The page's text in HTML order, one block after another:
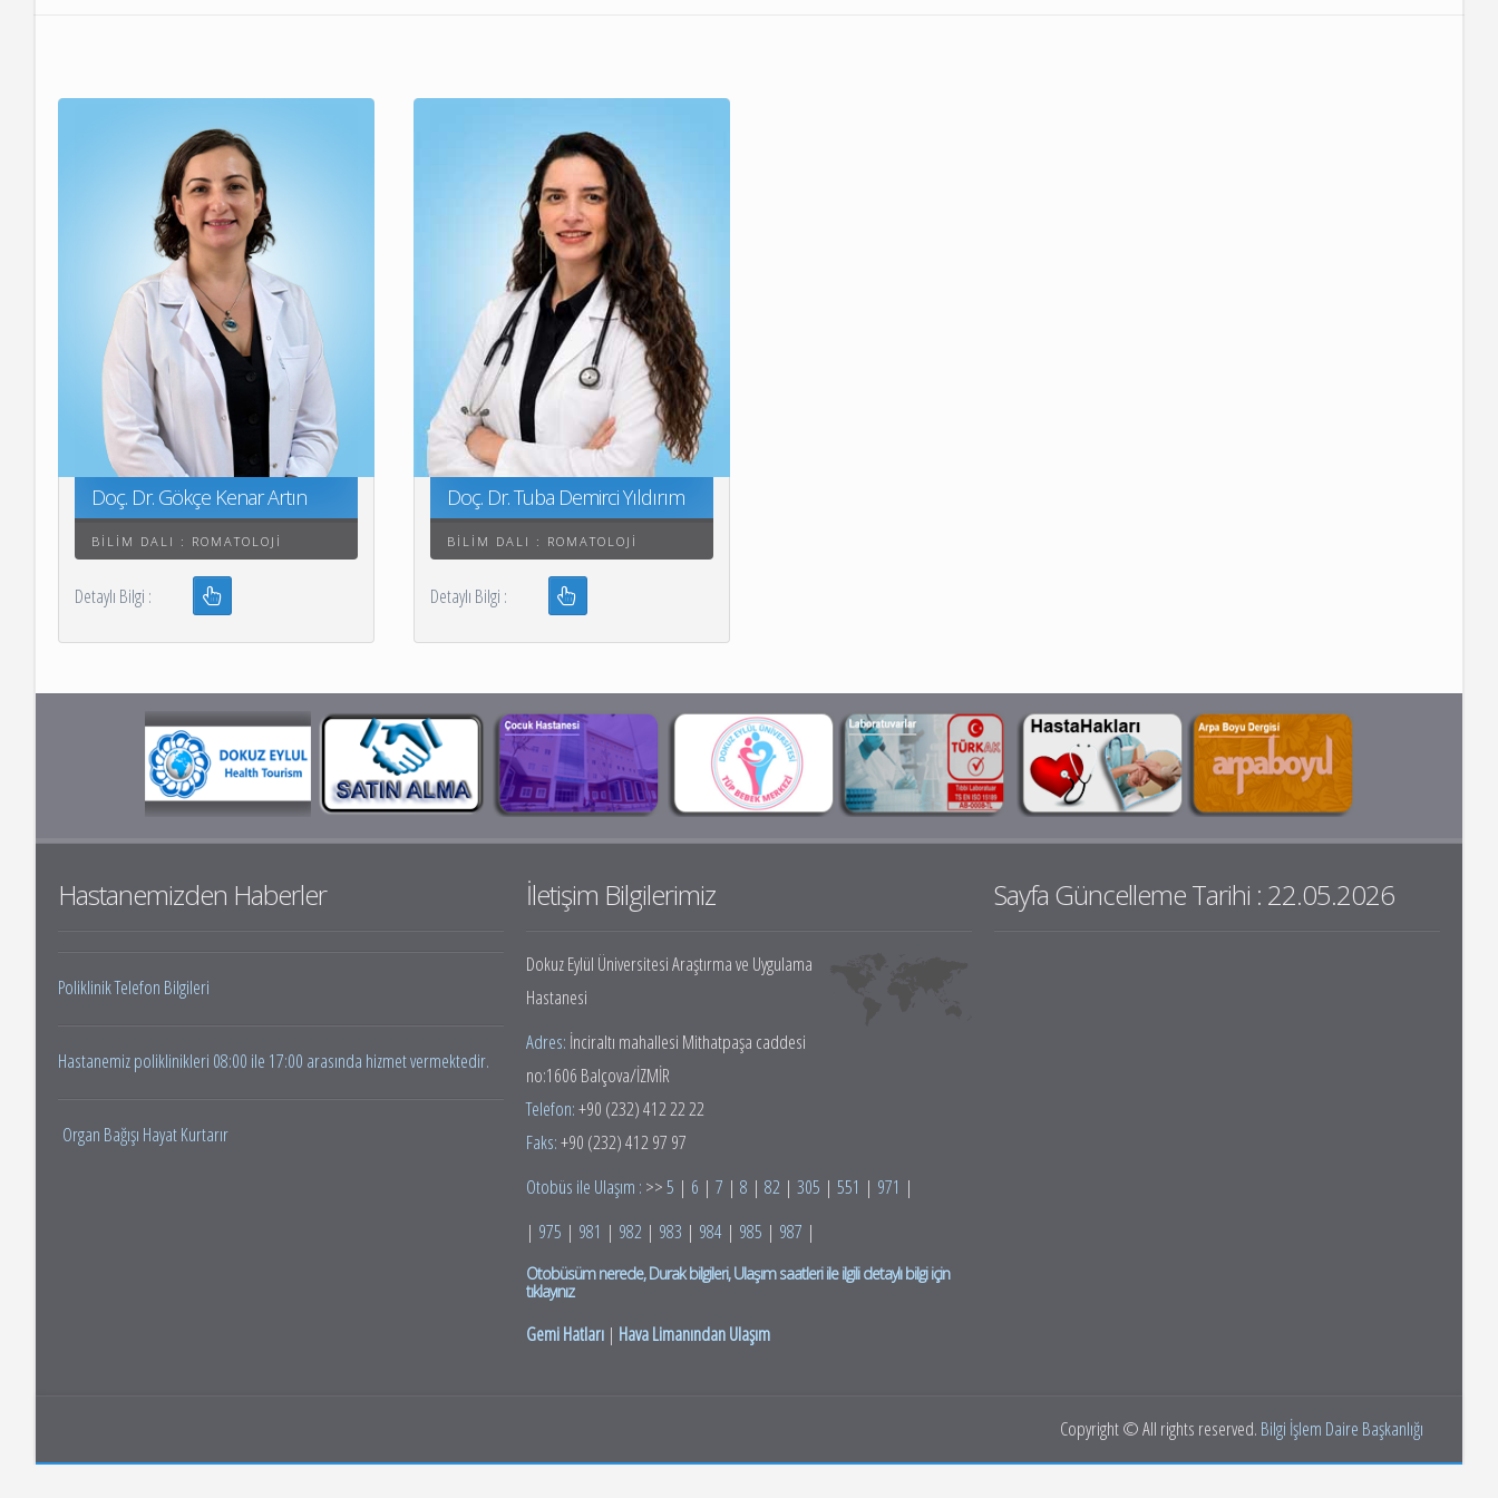
Doç. Dr. Gökçe Kenar Artın
BILIM DALI : ROMATOLOJI
Detaylı Bilgi :
Doç. Dr. Tuba Demirci Yıldırım
BILIM DALI : ROMATOLOJI
Detaylı Bilgi :
Hastanemizden Haberler
Poliklinik Telefon Bilgileri
Hastanemiz poliklinikleri 08:00 ile 17:00 arasında hizmet vermektedir.
Organ Bağışı Hayat Kurtarır
İletişim Bilgilerimiz
Dokuz Eylül Üniversitesi Araştırma ve Uygulama
Hastanesi
Adres: İnciraltı mahallesi Mithatpaşa caddesi
no:1606 Balçova/İZMİR
Telefon:+90 (232) 412 22 22
Faks:+90 (232) 412 97 97
Otobüs ile Ulaşım : >>5 | 6 | 7 | 8 | 82 | 305 | 551 | 971 |
| 975 | 981 | 982 | 983 | 984| 985 | 987 |
Otobüsüm nerede, Durak bilgileri, Ulaşım saatleri ile ilgili detaylı bilgi için
tıklayınız
Gemi Hatları| Hava Limanından Ulaşım
Sayfa Güncelleme Tarihi : 22.05.2026
Copyright © All rights reserved. Bilgi İşlem Daire Başkanlığı